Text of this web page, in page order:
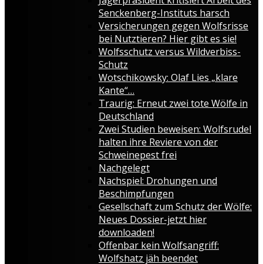
Senckenberg-Instituts harsch
Versicherungen gegen Wolfsrisse
bei Nutztieren? Hier gibt es sie!
Wolfsschutz versus Wildverbiss-
Schutz
Wotschikowsky: Olaf Lies „klare
Kante“…
Traurig: Erneut zwei tote Wölfe in
Deutschland
Zwei Studien beweisen: Wolfsrudel
halten ihre Reviere von der
Schweinepest frei
Nachgelegt
Nachspiel: Drohungen und
Beschimpfungen
Gesellschaft zum Schutz der Wölfe:
Neues Dossier-jetzt hier
downloaden!
Offenbar kein Wolfsangriff:
Wolfshatz jäh beendet